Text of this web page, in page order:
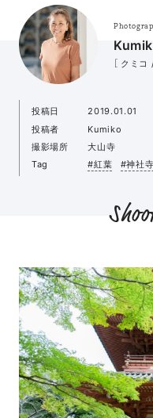
［ クミコ
投稿日
2019.01.01
投稿者
Kumiko
撮影場所
大山寺
Tag
#紅葉 #神社